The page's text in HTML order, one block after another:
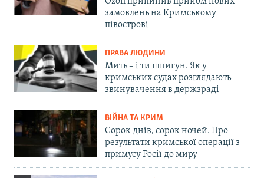
замовлень на Кримському
півострові
ПРАВА ЛЮДИНИ
Мить – і ти шпигун. Як у
кримських судах розглядають
звинувачення в держзраді
ВІЙНА ТА КРИМ
Сорок днів, сорок ночей. Про
результати кримської операції з
примусу Росії до миру